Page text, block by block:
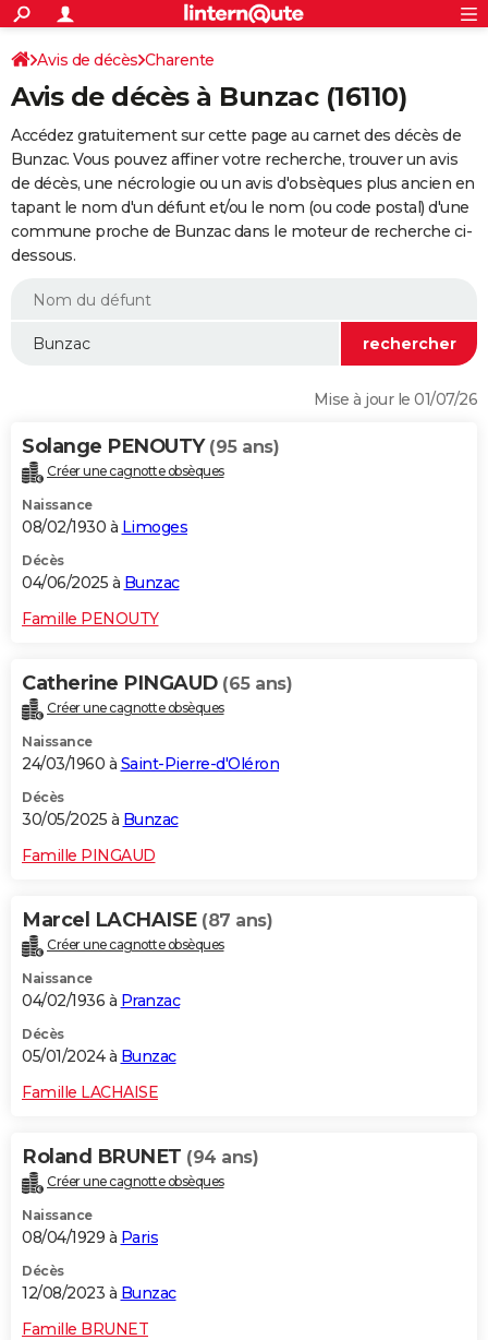
ACTUALITÉS
Politique
Société
Faits Divers
Education
Monde
Villes
+
SPORT
Coupe du monde 2026
Football
Tennis
Cyclisme
Rugby
Forum
Programme TV
TNT
Streaming
Cinéma
Sorties cinéma
Musique
+
FINANCE
Retraite
Epargne
Immobilier
Risques naturels par ville
Assurance
AUTO
Essais
Réserver un essai
Citadines
Berlines
SUV
Forum auto
+
HIGH-TECH
BRICOLAGE
WEEK-END
Alimentation
Guide de la santé
Maladies
Médicaments
Sommeil
VOYAGE
Destinations
City break
Voyage nature
Voyage de noces
Forum
Climat
+PHOTO
GUIDES D'ACHAT
Carte de Noël
Carte Bonne année
Carte Saint-Valentin
Carte Pâques
Carte d'anniversaire
DICTIONNAIRE
Dictionnaire
Biographies
Citations
Expressions
Proverbes
PROGRAMME TV
S'inscrire
Se connecter
Lycées
Collèges
Primaires
Universités
Entreprises
Service militaire
Avis de recherche
AVIS DE DÉCÈS
FORUM
Connexion
Avis de décès Charente
Avis de décès à Bunzac (16110)
Accédez gratuitement sur cette page au carnet des décès de
Bunzac. Vous pouvez affiner votre recherche, trouver un avis
de décès, une nécrologie ou un avis d'obsèques plus ancien en
tapant le nom d'un défunt et/ou le nom (ou code postal) d'une
commune proche de Bunzac dans le moteur de recherche ci-
dessous.
Mise à jour le 01/07/26
Solange PENOUTY (95 ans)
Créer une cagnotte obsèques
Naissance
08/02/1930 à Limoges
Décès
04/06/2025 à Bunzac
Famille PENOUTY
Catherine PINGAUD (65 ans)
Créer une cagnotte obsèques
Naissance
24/03/1960 à Saint-Pierre-d'Oléron
Décès
30/05/2025 à Bunzac
Famille PINGAUD
Marcel LACHAISE (87 ans)
Créer une cagnotte obsèques
Naissance
04/02/1936 à Pranzac
Décès
05/01/2024 à Bunzac
Famille LACHAISE
Roland BRUNET (94 ans)
Créer une cagnotte obsèques
Naissance
08/04/1929 à Paris
Décès
12/08/2023 à Bunzac
Famille BRUNET